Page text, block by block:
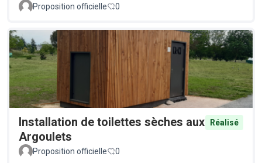
Proposition officielle 0
Installation de toilettes sèches aux
Argoulets
Réalisé
Proposition officielle 0